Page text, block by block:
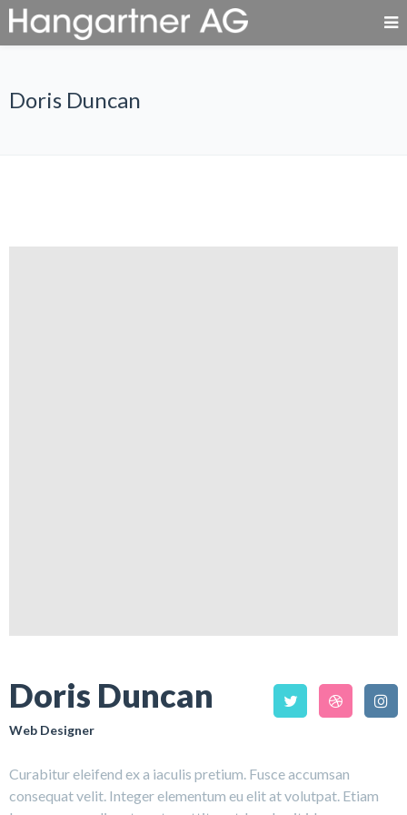
Doris Duncan
Doris Duncan
Web Designer
Curabitur eleifend ex a iaculis pretium. Fusce accumsan
consequat velit. Integer elementum eu elit at volutpat. Etiam